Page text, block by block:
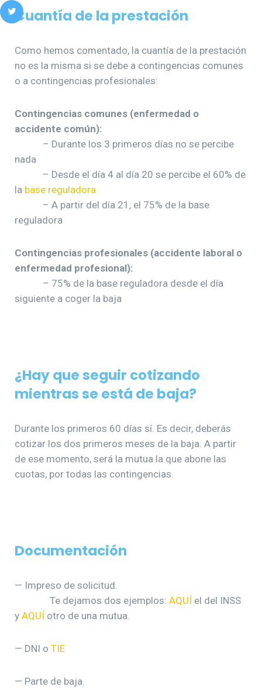
Cuantía de la prestación
Como hemos comentado, la cuantía de la prestación
no es la misma si se debe a contingencias comunes
o a contingencias profesionales:
Contingencias comunes (enfermedad o
accidente común):
– Durante los 3 primeros días no se percibe
nada
– Desde el día 4 al día 20 se percibe el 60% de
la base reguladora
– A partir del día 21, el 75% de la base
reguladora
Contingencias profesionales (accidente laboral o
enfermedad profesional):
– 75% de la base reguladora desde el día
siguiente a coger la baja
¿Hay que seguir cotizando
mientras se está de baja?
Durante los primeros 60 días sí. Es decir, deberás
cotizar los dos primeros meses de la baja. A partir
de ese momento, será la mutua la que abone las
cuotas, por todas las contingencias.
Documentación
— Impreso de solicitud.
Te dejamos dos ejemplos: AQUÍ el del INSS
y AQUÍ otro de una mutua.
— DNI o TIE
— Parte de baja.